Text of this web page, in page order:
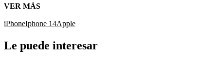
VER MÁS
iPhoneIphone 14Apple
Le puede interesar